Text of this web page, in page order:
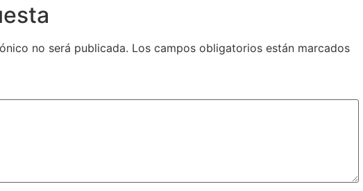
no será publicada. Los campos obligatorios están marcados